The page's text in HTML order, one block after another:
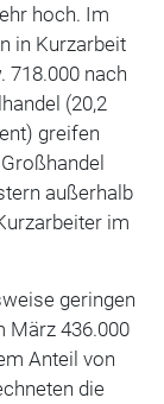
hoch. Im
in Kurzarbeit
718.000 nach
(20,2
greifen
außerhalb
im
geringen
März 436.000
Anteil von
die